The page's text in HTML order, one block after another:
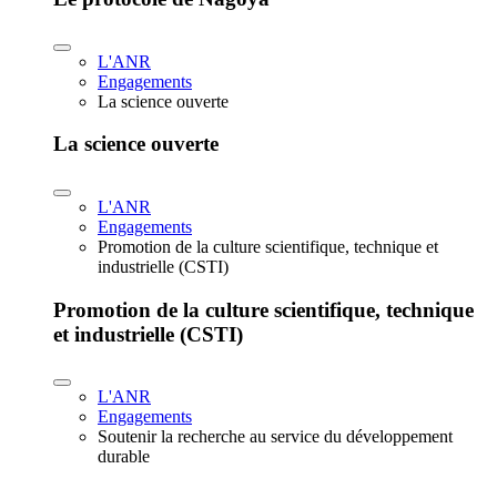
L'ANR
Engagements
La science ouverte
La science ouverte
L'ANR
Engagements
Promotion de la culture scientifique, technique et
industrielle (CSTI)
Promotion de la culture scientifique, technique
et industrielle (CSTI)
L'ANR
Engagements
Soutenir la recherche au service du développement
durable